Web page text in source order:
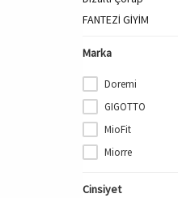
FANTEZİ GİYİM
HAMİLE İÇ GİYİM
Jartiyer Çorap
KADIN
KADIN PLAJ GİYİM
KORSE
KÜLOT & BOXER
Marka
Doremi
GIGOTTO
MioFit
Miorre
Cinsiyet